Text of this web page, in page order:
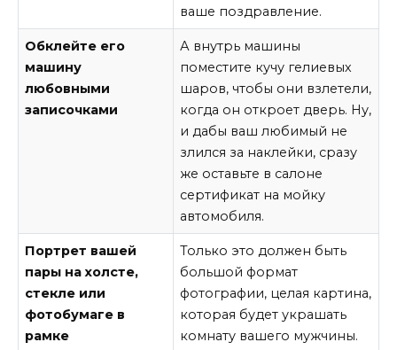
ваше поздравление.
Обклейте его
машину
любовными
записочками
А внутрь машины
поместите кучу гелиевых
шаров, чтобы они взлетели,
когда он откроет дверь. Ну,
и дабы ваш любимый не
злился за наклейки, сразу
же оставьте в салоне
сертификат на мойку
автомобиля.
Портрет вашей
пары на холсте,
стекле или
фотобумаге в
рамке
Только это должен быть
большой формат
фотографии, целая картина,
которая будет украшать
комнату вашего мужчины.